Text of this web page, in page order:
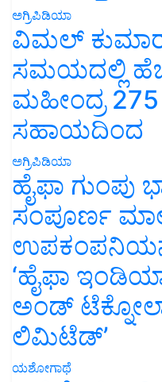
ಅಗ್ರಿಪಿಡಿಯಾ
ವಿಮಲ್
ಸಮಯದಲ್ಲಿ
ಮಹೀಂದ್ರ 275
ಸಹಾಯದಿಂದ
ಅಗ್ರಿಪಿಡಿಯಾ
ಹೈಫಾ ಗುಂಪು
ಸಂಪೂರ್ಣ
‘ಹೈಫಾ
ಅಂಡ್
ಲಿಮಿಟೆಡ್’
ಯಶೋಗಾಥೆ